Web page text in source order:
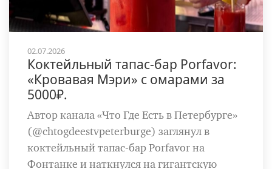
02.07.2026
Коктейльный тапас-бар Porfavor:
«Кровавая Мэри» с омарами за
5000₽.
Автор канала «Что Где Есть в Петербурге»
(@chtogdeestvpeterburge) заглянул в
коктейльный тапас-бар Porfavor на
Фонтанке и наткнулся на гигантскую